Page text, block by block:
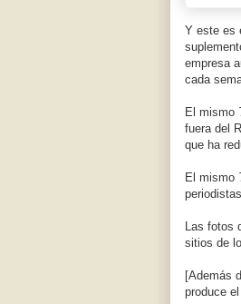
Y este es
empresa
cada
El mismo
fuera del
que ha
El mismo
Las fotos
sitios de
[Además
produce el